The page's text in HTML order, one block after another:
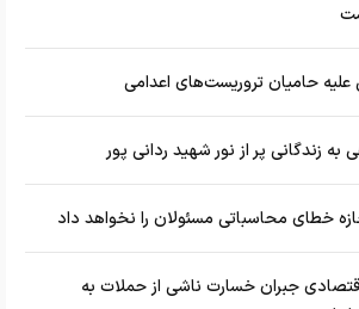
علیه حامیان تروریست‌های اعدامی
زندگانی پر از نور شهید ردانی پور
خطای محاسباتی مسئولان را نخواهد داد
جبران خسارت ناشی از حملات به